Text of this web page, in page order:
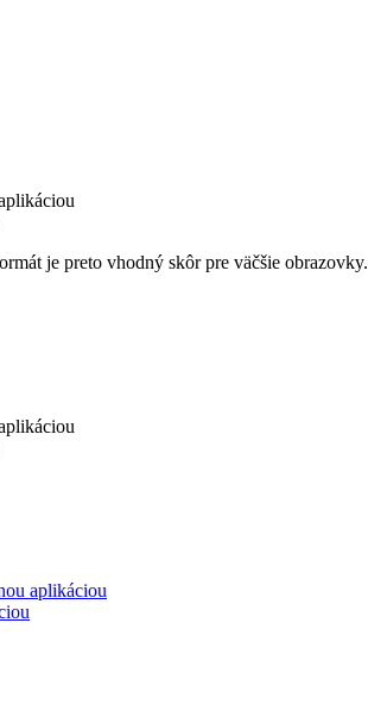
je preto vhodný skôr pre väčšie obrazovky.
aplikáciou